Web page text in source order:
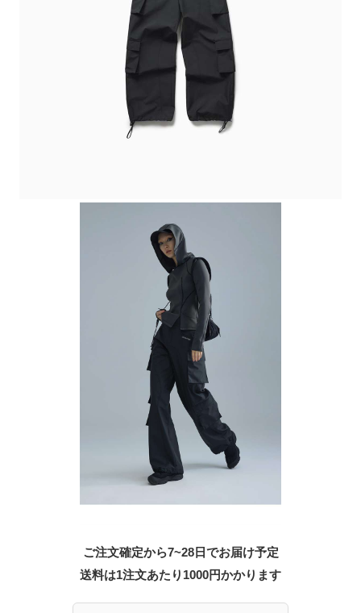
ご注文確定から7~28日でお届け予定
送料は1注文あたり 1000円かかります